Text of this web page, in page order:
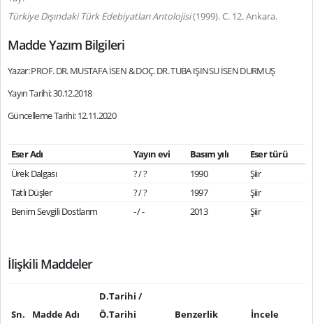
Türkiye Dışındaki Türk Edebiyatları Antolojisi(1999). C. 12. Ankara.
Madde Yazım Bilgileri
Yazar: PROF. DR. MUSTAFA İSEN & DOÇ. DR. TUBA IŞINSU İSEN DURMUŞ
Yayın Tarihi: 30.12.2018
Güncelleme Tarihi: 12.11.2020
Eser Adı Yayın evi Basım yılı
Eser türü
Ürek Dalgası
? / ? 1990
Şiir
Tatlı Düşler
? / ? 1997
Şiir
Benim Sevgili Dostlarım
- / - 2013 Şiir
İlişkili Maddeler
Sn. Madde Adı
D.Tarihi /
Ö.Tarihi
Benzerlik
İncele